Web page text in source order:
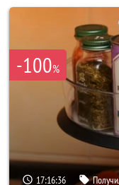
-100%
17:16:34